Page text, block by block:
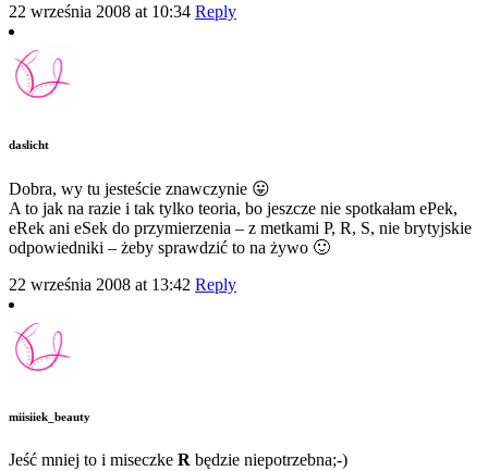
22 września 2008 at 10:34 Reply
daslicht
Dobra, wy tu jesteście znawczynie 😛
A to jak na razie i tak tylko teoria, bo jeszcze nie spotkałam ePek,
eRek ani eSek do przymierzenia – z metkami P, R, S, nie brytyjskie
odpowiedniki – żeby sprawdzić to na żywo 🙂
22 września 2008 at 13:42 Reply
miisiiek_beauty
Jeść mniej to i miseczke R będzie niepotrzebna;-)